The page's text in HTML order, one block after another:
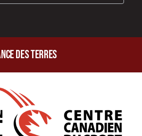
des terres